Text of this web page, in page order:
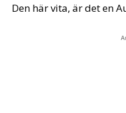
Den här vita, är det en